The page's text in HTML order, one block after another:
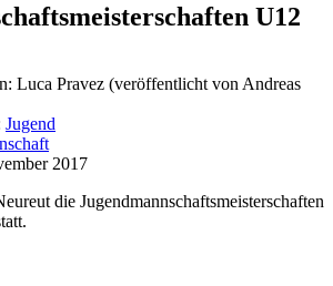
U12
Luca Pravez (veröffentlicht von Andreas
Jugend
2017
die Jugendmannschaftsmeisterschaften